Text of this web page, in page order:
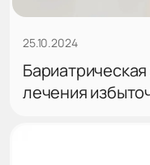
25.10.2024
лечения